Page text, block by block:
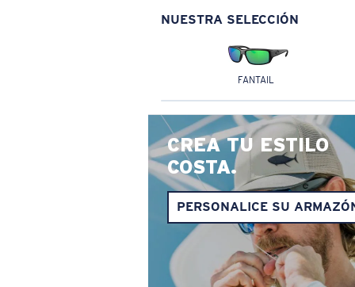
NUESTRA SELECCIÓN
FANTAIL
CREA TU ESTILO
COSTA.
PERSONALICE SU